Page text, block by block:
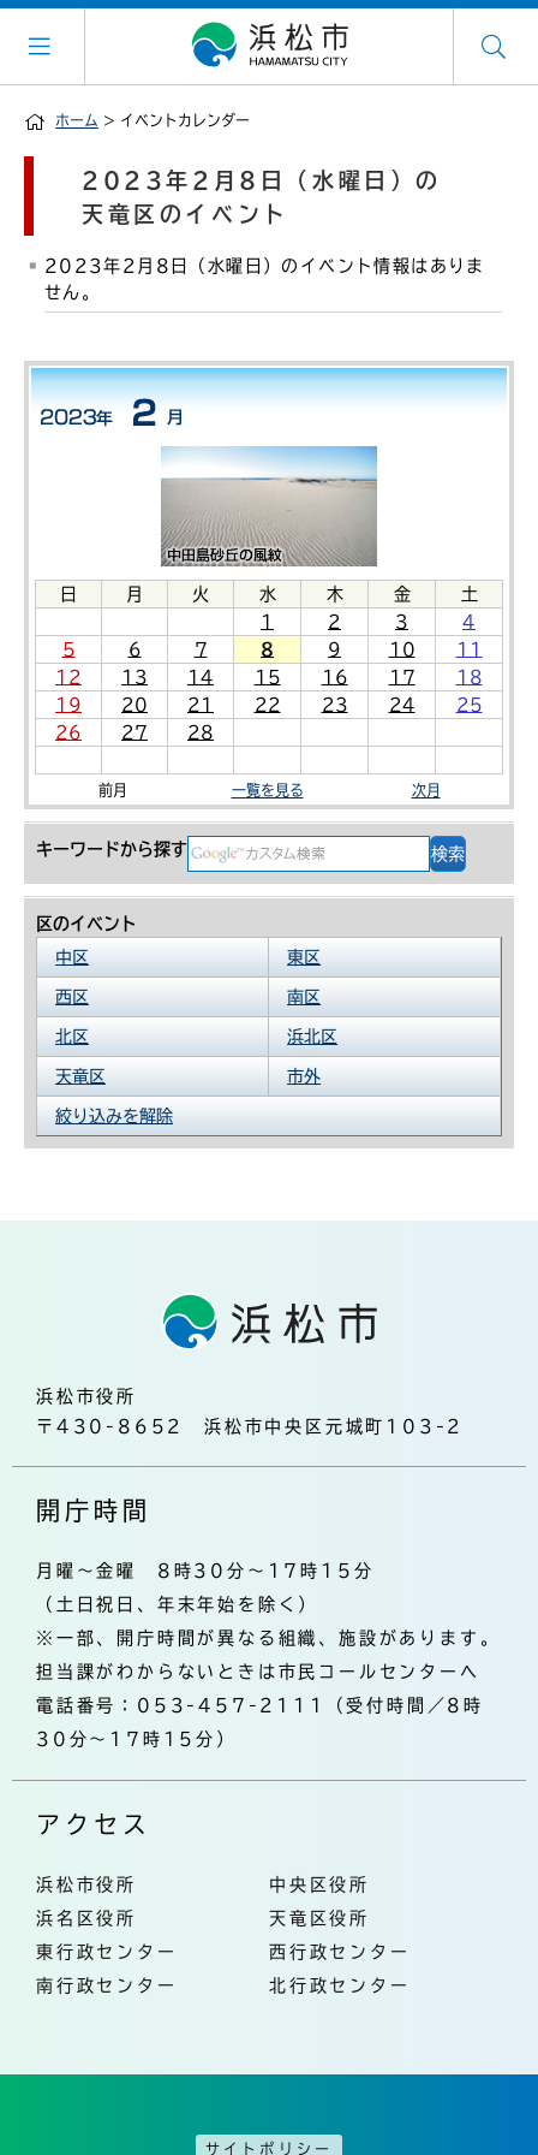
ホーム > イベントカレンダー
日 月 火 水 木 金
土
1
2 3
4
5
6 7 8 9 10
11
12
13 14 15 16 17
18
19
20 21 22 23 24
25
26
27 28
前月 一覧を見る 次月
キーワードから探す
区のイベント
中区
東区
西区 南区
北区 浜北区
天竜区 市外
絞り込みを解除
2023年2月8日（水曜日）の
天竜区のイベント
2023年2月8日（水曜日）のイベント情報はありま
せん。
浜松市役所
〒430-8652 浜松市中央区元城町103-2
開庁時間
月曜～金曜 8時30分～17時15分
（土日祝日、年末年始を除く）
※一部、開庁時間が異なる組織、施設があります。
担当課がわからないときは市民コールセンターへ
電話番号：053-457-2111（受付時間／8時
30分～17時15分）
アクセス
浜松市役所
中央区役所
浜名区役所
天竜区役所
東行政センター
西行政センター
南行政センター
北行政センター
サイトポリシー